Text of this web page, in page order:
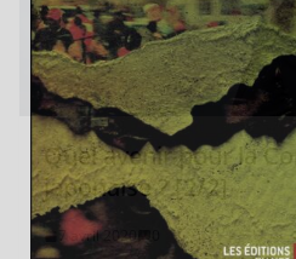
Quel avenir pour la
japonaise ? [2/2]
7 avril 2020